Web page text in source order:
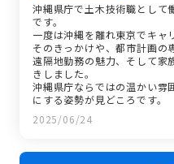
沖縄県庁で土木技術職として
です。
一度は沖縄を離れ東京でキャ
そのきっかけや、都市計画の
遠隔地勤務の魅力、そして家
きしました。
沖縄県庁ならではの温かい雰
にする姿勢が見どころです。
2025/06/24